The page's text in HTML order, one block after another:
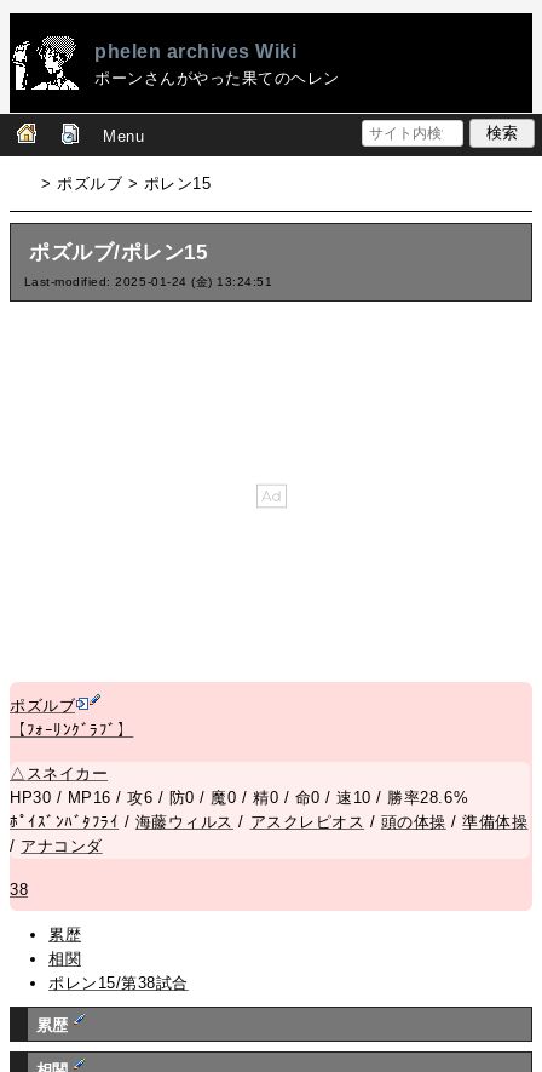
phelen archives Wiki
ポーンさんがやった果てのヘレン
Menu
> ポズルブ > ポレン15
ポズルブ/ポレン15
Last-modified: 2025-01-24 (金) 13:24:51
ポズルブ
【ﾌｫｰﾘﾝｸﾞﾗﾌﾞ】
△ スネイカー
HP30 / MP16 / 攻6 / 防0 / 魔0 / 精0 / 命0 / 速10 / 勝率28.6%
ﾎﾟｲｽﾞﾝﾊﾞﾀﾌﾗｲ / 海藤ウィルス / アスクレピオス / 頭の体操 /準備体操
/ アナコンダ
38
累歴
相関
ポレン15/第38試合
累歴